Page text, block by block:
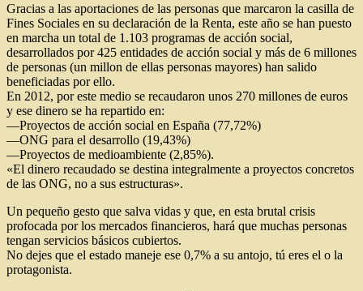
Gracias a las aportaciones de las personas que marcaron la casilla de
Fines Sociales en su declaración de la Renta, este año se han puesto
en marcha un total de 1.103 programas de acción social,
desarrollados por 425 entidades de acción social y más de 6 millones
de personas (un millon de ellas personas mayores) han salido
beneficiadas por ello.
En 2012, por este medio se recaudaron unos 270 millones de euros
y ese dinero se ha repartido en:
—Proyectos de acción social en España (77,72%)
—ONG para el desarrollo (19,43%)
—Proyectos de medioambiente (2,85%).
«El dinero recaudado se destina integralmente a proyectos concretos
de las ONG, no a sus estructuras».
Un pequeño gesto que salva vidas y que, en esta brutal crisis
profocada por los mercados financieros, hará que muchas personas
tengan servicios básicos cubiertos.
No dejes que el estado maneje ese 0,7% a su antojo, tú eres el o la
protagonista.